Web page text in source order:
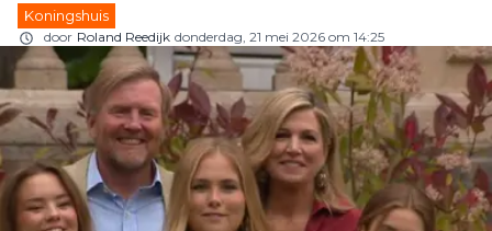
Koningshuis
door Roland Reedijk donderdag, 21 mei 2026 om 14:25